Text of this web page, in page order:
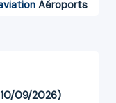
Aéroports
10/09/2026)